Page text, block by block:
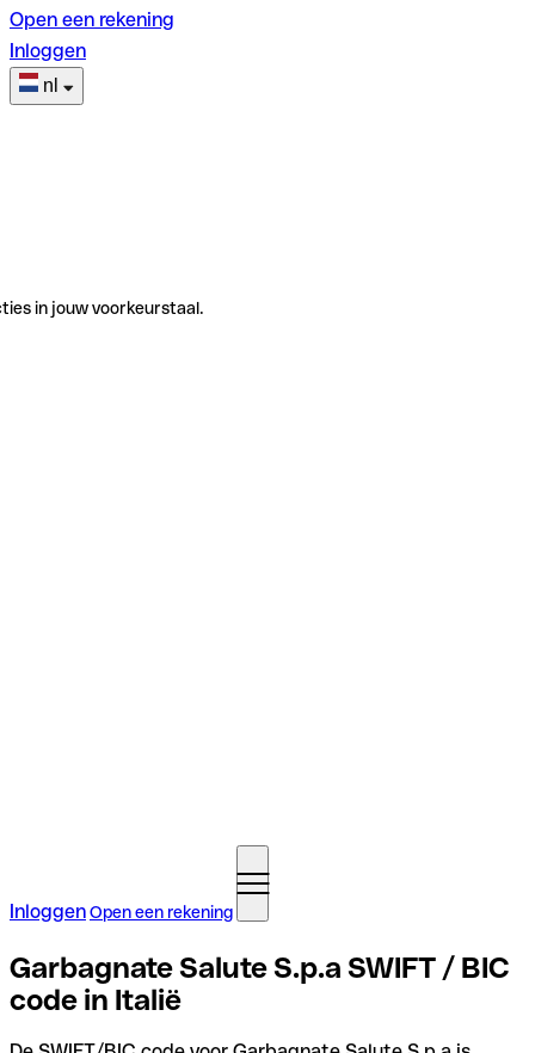
Open een rekening
Inloggen
nl
in jouw voorkeurstaal.
InloggenOpen een rekening
Garbagnate Salute S.p.a SWIFT / BIC
code in Italië